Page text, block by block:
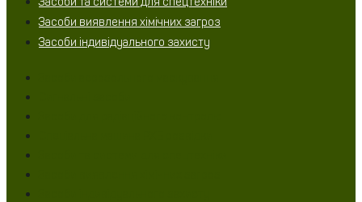
Засоби виявлення хімічних загроз
Засоби індивідуального захисту